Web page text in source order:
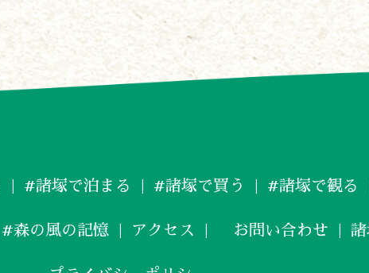
#諸塚で泊まる #諸塚で買う #諸塚で観る
#森の風の記憶 アクセス お問い合わせ